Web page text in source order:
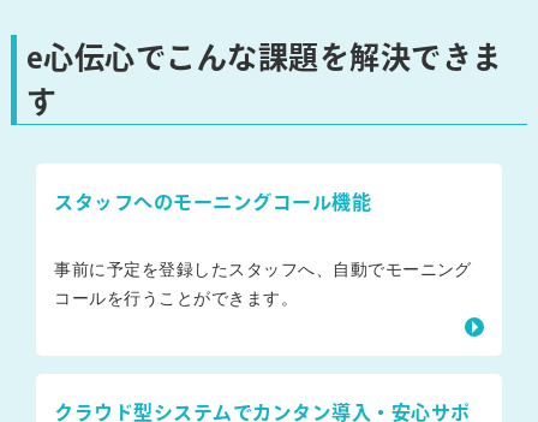
e心伝心でこんな課題を解決できま
す
スタッフへのモーニングコール機能
事前に予定を登録したスタッフへ、自動でモーニング
コールを行うことができます。
クラウド型システムでカンタン導入・安心サポ